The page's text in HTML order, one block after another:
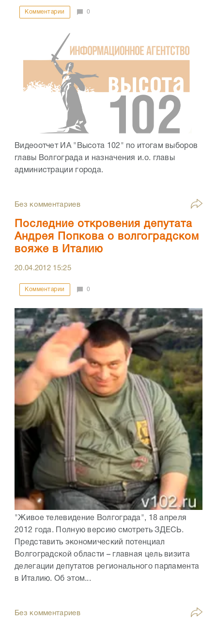
Комментарии 0
Видеоотчет ИА "Высота 102" по итогам выборов
главы Волгограда и назначения и.о. главы
администрации города.
Без комментариев
Последние откровения депутата
Андрея Попкова о волгоградском
вояже в Италию
20.04.2012 15:25
Комментарии 0
"Живое телевидение Волгограда", 18 апреля
2012 года. Полную версию смотреть ЗДЕСЬ.
Представить экономический потенциал
Волгоградской области – главная цель визита
делегации депутатов регионального парламента
в Италию. Об этом...
Без комментариев